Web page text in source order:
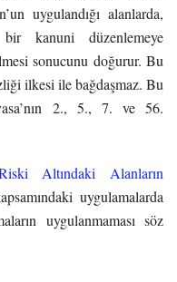
uygulandığı alanlarda,
kanuni düzenlemeye
sonucunu doğurur. Bu
ilkesi ile bağdaşmaz. Bu
2., 5., 7. ve 56.
Altındaki Alanların
uygulamalarda
uygulanmaması söz